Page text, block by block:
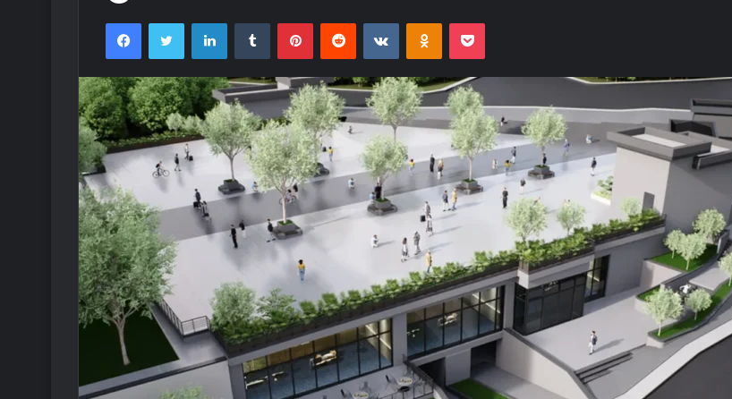
FacebookTwitter LinkedInTumblr PinterestReddit VKontakteOdnoklassniki
Pocket